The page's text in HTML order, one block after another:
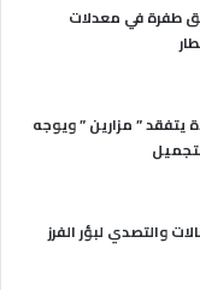
طفرة في معدلات
يتفقد ” مزارين ” ويوجه
والتصدي لبؤر الفرز